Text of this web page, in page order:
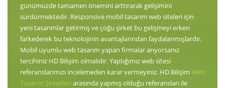
günümüzde tamamen önemini arttırarak gelişimini
sürdürmektedir. Responsive mobil tasarım web siteleri için
yeni tasarımlar getirmiş ve çoğu şirket bu gelişmeyi erken
farkederek bu teknolojinin avantajlarından faydalanmışlardır.
Mobil uyumlu web tasarım yapan firmalar arıyorsanız
tercihiniz HD Bilişim olmalıdır. Yaptığımız web sitesi
referanslarımızı incelemeden karar vermeyiniz. HD Bilişim Web
Tasarım Şirketleri arasında yapmış olduğu referansları ile